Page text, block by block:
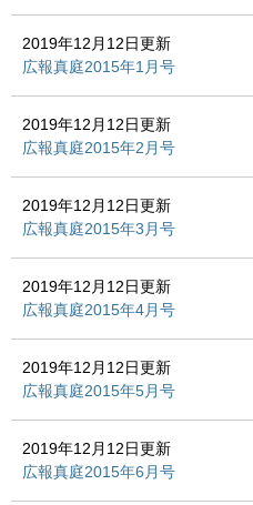
2019年12月12日更新
広報真庭2015年1月号
2019年12月12日更新
広報真庭2015年2月号
2019年12月12日更新
広報真庭2015年3月号
2019年12月12日更新
広報真庭2015年4月号
2019年12月12日更新
広報真庭2015年5月号
2019年12月12日更新
広報真庭2015年6月号